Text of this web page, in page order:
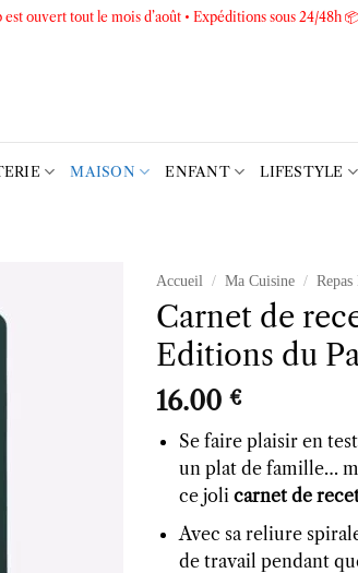
ouvert tout le mois d’août • Expéditions sous 24/48h 📦
MAISON ENFANT LIFESTYLE
Accueil / Ma Cuisine / Repas
Carnet de
Editions du
16.00 €
Se faire plaisir en
un plat de famille…
ce joli carnet de
Avec sa reliure
de travail pendant